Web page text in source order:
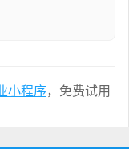
小程序，免费试用